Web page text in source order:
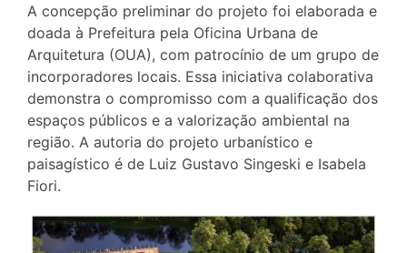
A concepção preliminar do projeto foi elaborada e
doada à Prefeitura pela Oficina Urbana de
Arquitetura (OUA), com patrocínio de um grupo de
incorporadores locais. Essa iniciativa colaborativa
demonstra o compromisso com a qualificação dos
espaços públicos e a valorização ambiental na
região. A autoria do projeto urbanístico e
paisagístico é de Luiz Gustavo Singeski e Isabela
Fiori.